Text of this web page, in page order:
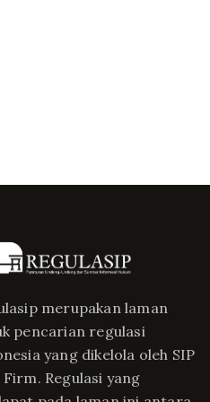
merupakan laman
pencarian regulasi
yang dikelola oleh SIP
Firm. Regulasi yang